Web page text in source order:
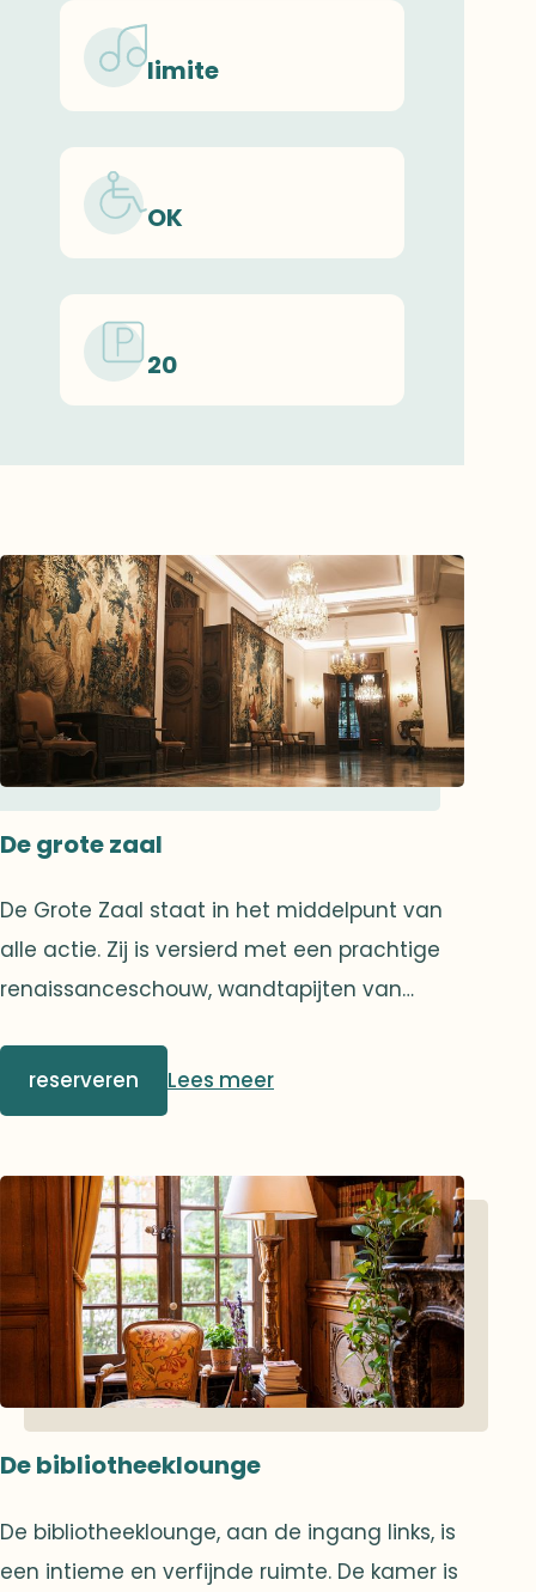
limite
OK
20
De grote zaal
De Grote Zaal staat in het middelpunt van
alle actie. Zij is versierd met een prachtige
renaissanceschouw, wandtapijten van
die de luchters van de Mazarine-bibliotheek
nabootsen. Een zeer mooie trap leidt naar
meest memorabele gebeurtenissen van de
vereniging zijn ontstaan, wat gezorgd heeft
voor onvergetelijke momenten voor
sommige van onze leden.
reserveren Lees meer
De bibliotheeklounge
De bibliotheeklounge, aan de ingang links, is
een intieme en verfijnde ruimte. De kamer is